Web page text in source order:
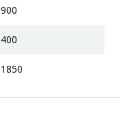
900
400
1850